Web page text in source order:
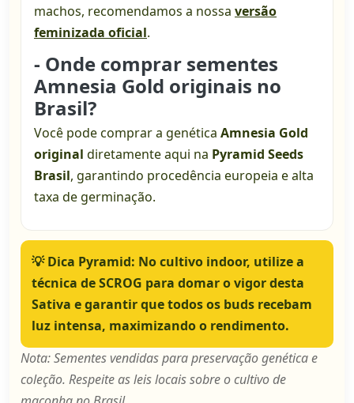
machos, recomendamos a nossa versão
feminizada oficial.
- Onde comprar sementes
Amnesia Gold originais no
Brasil?
Você pode comprar a genética Amnesia Gold
original diretamente aqui na Pyramid Seeds
Brasil, garantindo procedência europeia e alta
taxa de germinação.
💡Dica Pyramid: No cultivo indoor, utilize a
técnica de SCROG para domar o vigor desta
Sativa e garantir que todos os buds recebam
luz intensa, maximizando o rendimento.
Nota: Sementes vendidas para preservação genética e
coleção. Respeite as leis locais sobre o cultivo de